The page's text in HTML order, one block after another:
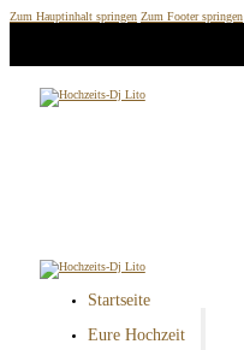
Zum Hauptinhalt springen Zum Footer springen
Startseite
Eure Hochzeit